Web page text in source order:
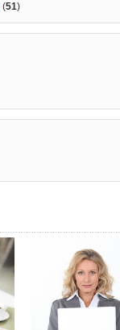
(51)